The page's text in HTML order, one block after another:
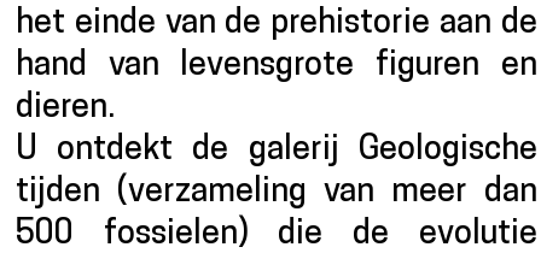
het einde van de prehistorie aan de
hand van levensgrote figuren en
dieren.
U ontdekt de galerij Geologische
tijden (verzameling van meer dan
500 fossielen) die de evolutie